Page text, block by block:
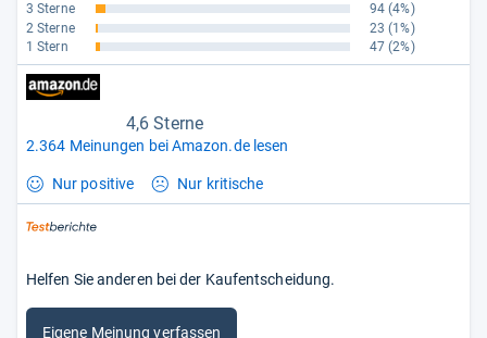
3 Sterne
94 (4%)
2 Sterne
23 (1%)
1 Stern
47 (2%)
4,6 Sterne
2.364 Meinungen bei Amazon.de lesen
Nur positive Nur kritische
Helfen Sie anderen bei der Kaufentscheidung.
Eigene Meinung verfassen